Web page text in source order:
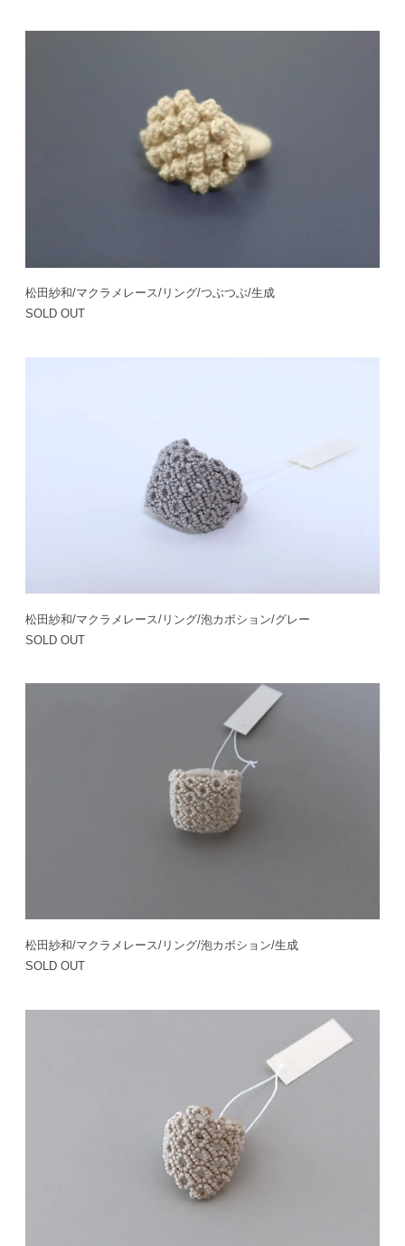
松田紗和/マクラメレース/リング/つぶつぶ/生成
SOLD OUT
松田紗和/マクラメレース/リング/泡カボション/グレー
SOLD OUT
松田紗和/マクラメレース/リング/泡カボション/生成
SOLD OUT